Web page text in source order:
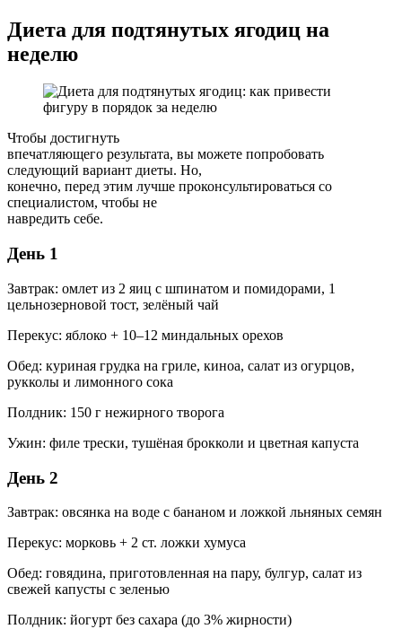
Диета для подтянутых ягодиц на
неделю
Чтобы достигнуть
впечатляющего результата, вы можете попробовать
следующий вариант диеты. Но,
конечно, перед этим лучше проконсультироваться со
специалистом, чтобы не
навредить себе.
День 1
Завтрак: омлет из 2 яиц с шпинатом и помидорами, 1
цельнозерновой тост, зелёный чай
Перекус: яблоко + 10–12 миндальных орехов
Обед: куриная грудка на гриле, киноа, салат из огурцов,
рукколы и лимонного сока
Полдник: 150 г нежирного творога
Ужин: филе трески, тушёная брокколи и цветная капуста
День 2
Завтрак: овсянка на воде с бананом и ложкой льняных семян
Перекус: морковь + 2 ст. ложки хумуса
Обед: говядина, приготовленная на пару, булгур, салат из
свежей капусты с зеленью
Полдник: йогурт без сахара (до 3% жирности)